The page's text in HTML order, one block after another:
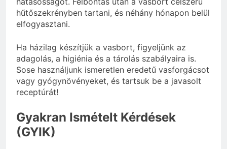
hűtőszekrényben tartani, és néhány hónapon belül
elfogyasztani.
Ha házilag készítjük a vasbort, figyeljünk az
adagolás, a higiénia és a tárolás szabályaira is.
Sose használjunk ismeretlen eredetű vasforgácsot
vagy gyógynövényeket, és tartsuk be a javasolt
receptúrát!
Gyakran Ismételt Kérdések
(GYIK)